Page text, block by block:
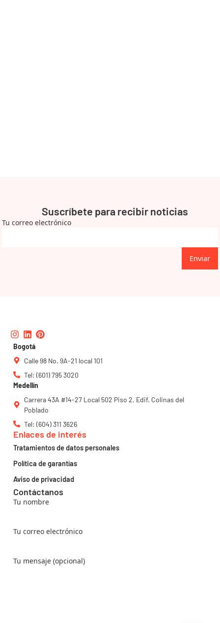
Suscríbete para recibir noticias
Tu correo electrónico
Enviar
Instagram
Linkedin
Pinterest
Bogotá
Calle 98 No. 9A-21 local 101
Tel: (601) 795 3020
Medellín
Carrera 43A #14-27 Local 502 Piso 2, Edif. Colinas del
Poblado
Tel: (604) 311 3626
Contáctanos
Tu nombre
Tu correo electrónico
Tu mensaje (opcional)
Enlaces de interés
Tratamientos de datos personales
Política de garantías
Aviso de privacidad